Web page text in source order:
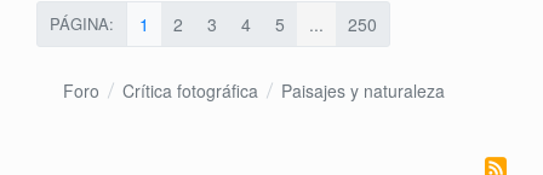
PÁGINA: 1 2 3 4 5 ... 250
Foro Crítica fotográfica Paisajes y naturaleza